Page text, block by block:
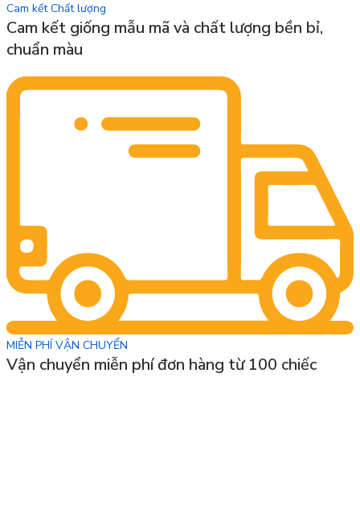
Cam kết Chất lượng
Cam kết giống mẫu mã và chất lượng bền bỉ,
chuẩn màu
MIỄN PHÍ VẬN CHUYỂN
Vận chuyển miễn phí đơn hàng từ 100 chiếc